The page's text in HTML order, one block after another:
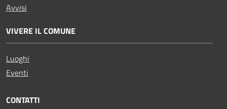
Avvisi
VIVERE IL COMUNE
Luoghi
Eventi
CONTATTI